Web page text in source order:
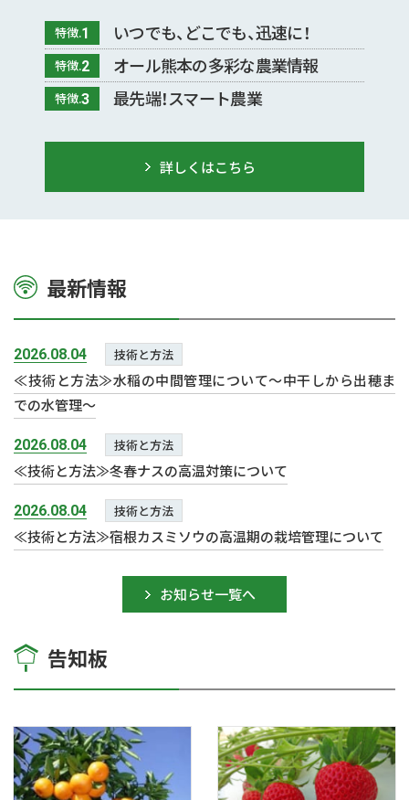
特徴.1 いつでも、どこでも、迅速に！
特徴.2 オール熊本の多彩な農業情報
特徴.3 最先端！スマート農業
詳しくはこちら
最新情報
2026.08.04 技術と方法
≪技術と方法≫水稲の中間管理について～中干しから出穂ま
での水管理～
2026.08.04 技術と方法
≪技術と方法≫冬春ナスの高温対策について
2026.08.04 技術と方法
≪技術と方法≫宿根カスミソウの高温期の栽培管理について
お知らせ一覧へ
告知板